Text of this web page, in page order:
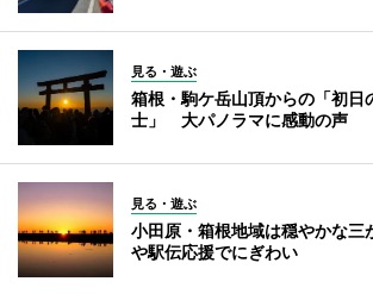
見る・遊ぶ
箱根・駒ケ岳山頂からの「初日
士」 大パノラマに感動の声
見る・遊ぶ
小田原・箱根地域は穏やかな
や駅伝応援でにぎわい